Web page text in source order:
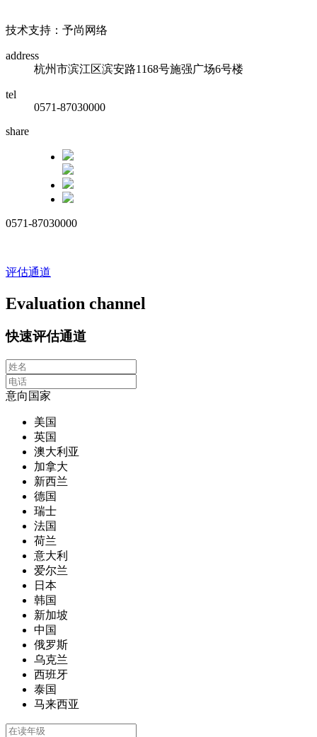
技术支持：予尚网络
address
杭州市滨江区滨安路1168号施强广场6号楼
tel
0571-87030000
share
0571-87030000
评估通道
Evaluation channel
快速评估通道
意向国家
美国
英国
澳大利亚
加拿大
新西兰
德国
瑞士
法国
荷兰
意大利
爱尔兰
日本
韩国
新加坡
中国
俄罗斯
乌克兰
西班牙
泰国
马来西亚